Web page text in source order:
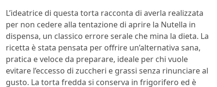
L’ideatrice di questa torta racconta di averla realizzata
per non cedere alla tentazione di aprire la Nutella in
dispensa, un classico errore serale che mina la dieta. La
ricetta è stata pensata per offrire un’alternativa sana,
pratica e veloce da preparare, ideale per chi vuole
evitare l’eccesso di zuccheri e grassi senza rinunciare al
gusto. La torta fredda si conserva in frigorifero ed è